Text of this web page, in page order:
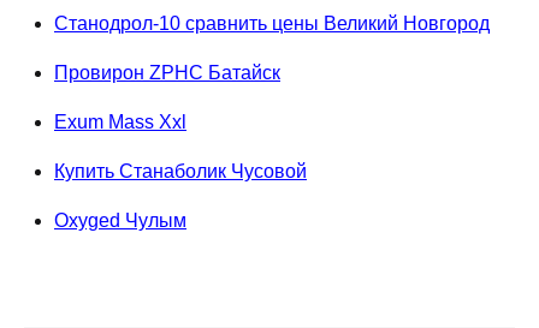
Станодрол-10 сравнить цены Великий Новгород
Провирон ZPHC Батайск
Exum Mass Xxl
Купить Станаболик Чусовой
Oxyged Чулым